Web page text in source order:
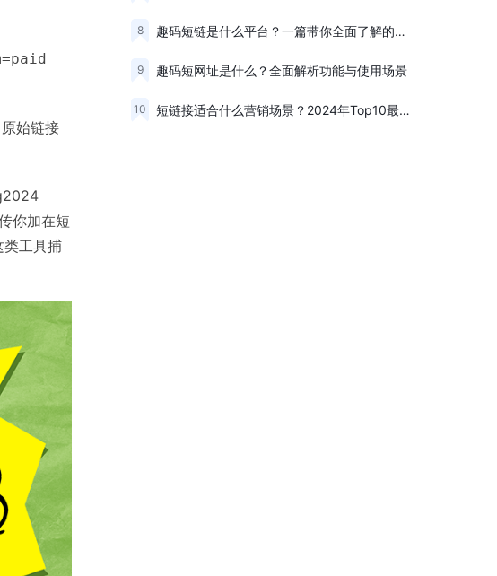
始链接
你加在短
工具捕
8 趣码短链是什么平台？一篇带你全面了解的深度测评
9 趣码短网址是什么？全面解析功能与使用场景
10 短链接适合什么营销场景？2024年Top10最佳应用推荐